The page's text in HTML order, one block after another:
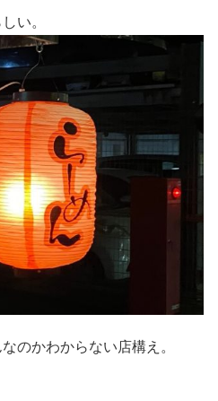
い。
のかわからない店構え。